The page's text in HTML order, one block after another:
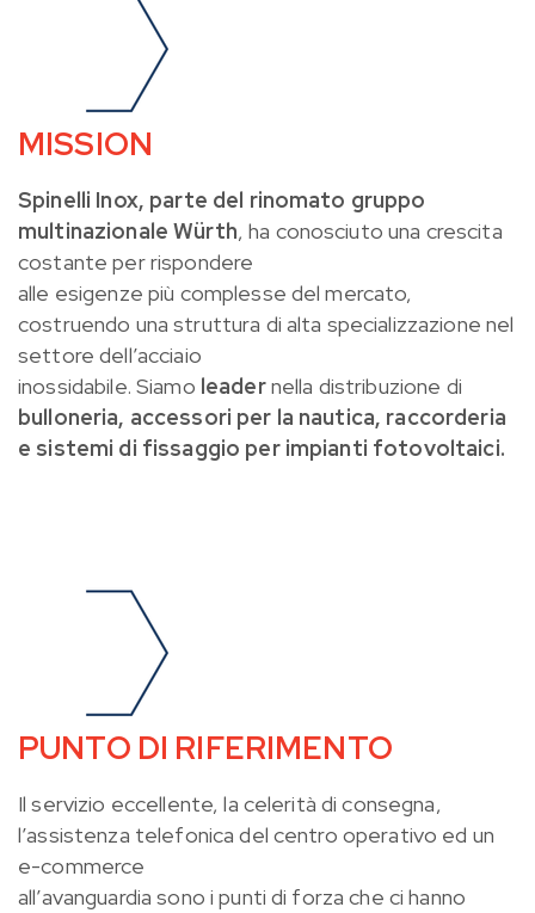
MISSION
Spinelli Inox, parte del rinomato gruppo
multinazionale Würth, ha conosciuto una crescita
costante per rispondere
alle esigenze più complesse del mercato,
costruendo una struttura di alta specializzazione nel
settore dell’acciaio
inossidabile. Siamo leadernella distribuzione di
bulloneria, accessori per la nautica, raccorderia
e sistemi di fissaggio per impianti fotovoltaici.
PUNTO DI RIFERIMENTO
Il servizio eccellente, la celerità di consegna,
l’assistenza telefonica del centro operativo ed un
e-commerce
all’avanguardia sono i punti di forza che ci hanno